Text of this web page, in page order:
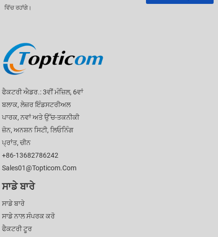
ਵਿੱਚ ਰਹਾਂਗੇ।
ਫੈਕਟਰੀ ਐਡਰ.: 3ਵੀਂ ਮੰਜ਼ਿਲ, 6ਵਾਂ
ਬਲਾਕ, ਲੇਜ਼ਰ ਇੰਡਸਟਰੀਅਲ
ਪਾਰਕ, ​​ਨਵਾਂ ਅਤੇ ਉੱਚ-ਤਕਨੀਕੀ
ਜ਼ੋਨ, ਅਨਸ਼ਨ ਸਿਟੀ, ਲਿਓਨਿੰਗ
ਪ੍ਰਾਂਤ, ਚੀਨ
+86-13682786242
Sales01@topticom.com
ਸਾਡੇ ਬਾਰੇ
ਸਾਡੇ ਬਾਰੇ
ਸਾਡੇ ਨਾਲ ਸੰਪਰਕ ਕਰੋ
ਫੈਕਟਰੀ ਟੂਰ